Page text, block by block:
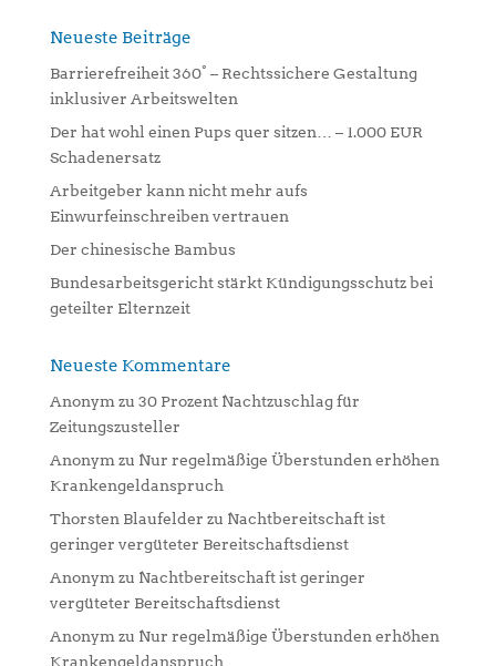
n
v
e
:
Neueste Beiträge
Barrierefreiheit 360° – Rechtssichere Gestaltung
inklusiver Arbeitswelten
Der hat wohl einen Pups quer sitzen… – 1.000 EUR
Schadenersatz
Arbeitgeber kann nicht mehr aufs
Einwurfeinschreiben vertrauen
Der chinesische Bambus
Bundesarbeitsgericht stärkt Kündigungsschutz bei
geteilter Elternzeit
Neueste Kommentare
Anonym zu 30 Prozent Nachtzuschlag für
Zeitungszusteller
Anonym zu Nur regelmäßige Überstunden erhöhen
Krankengeldanspruch
Thorsten Blaufelder zu Nachtbereitschaft ist
geringer vergüteter Bereitschaftsdienst
Anonym zu Nachtbereitschaft ist geringer
vergüteter Bereitschaftsdienst
Anonym zu Nur regelmäßige Überstunden erhöhen
Krankengeldanspruch